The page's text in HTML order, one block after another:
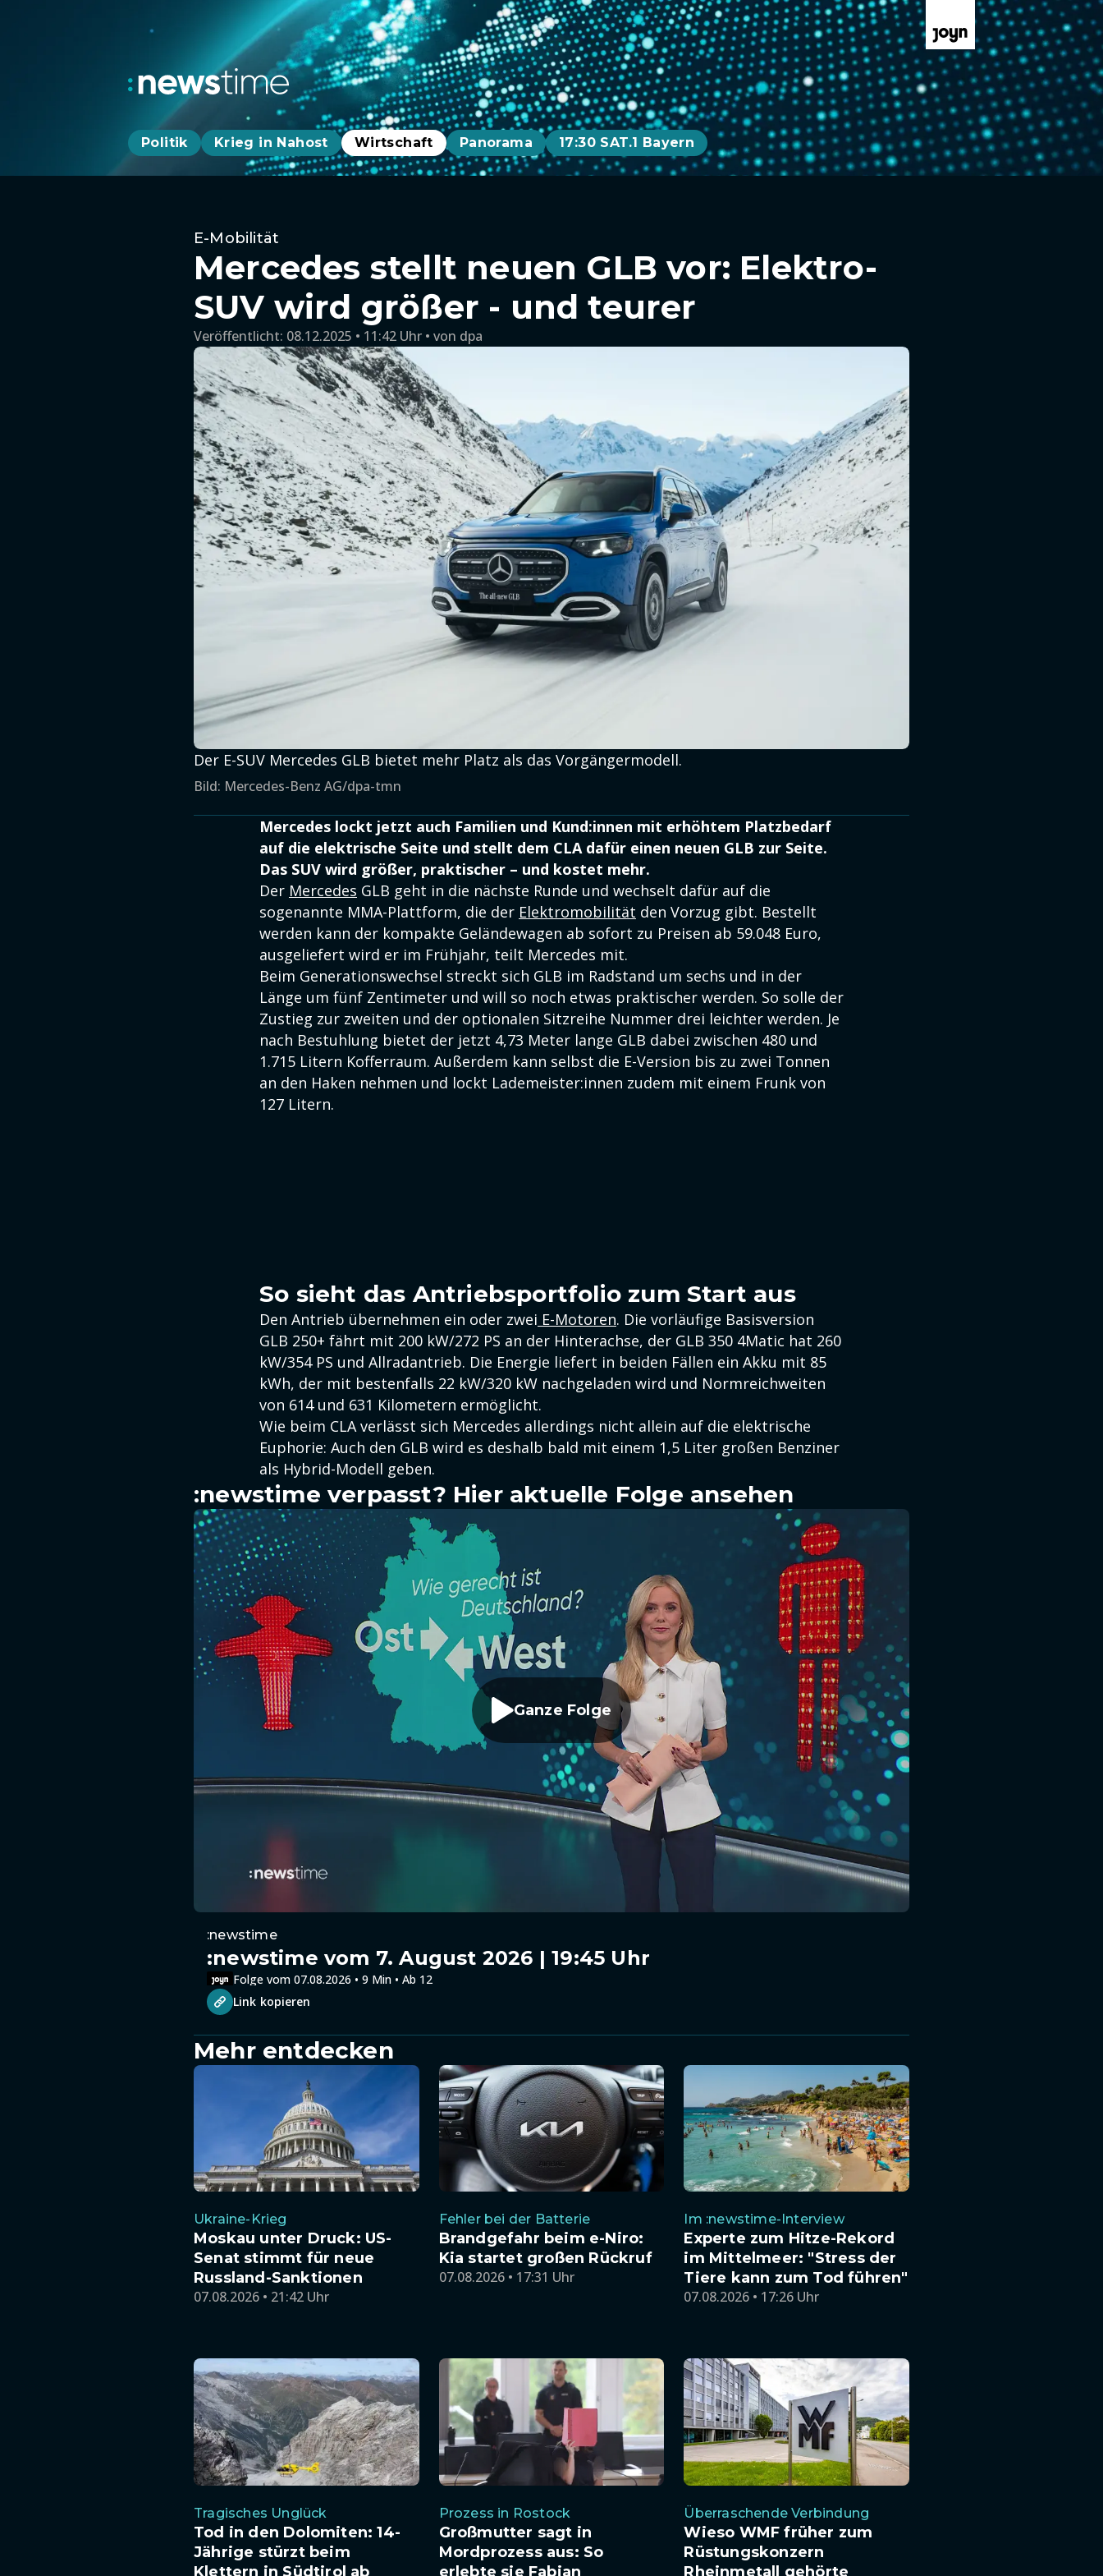
Politik Krieg in Nahost Wirtschaft Panorama 17:30 SAT.1 Bayern
E-Mobilität
Mercedes stellt neuen GLB vor: Elektro-
SUV wird größer - und teurer
Veröffentlicht: 08.12.2025 • 11:42 Uhr von dpa
Der E-SUV Mercedes GLB bietet mehr Platz als das Vorgängermodell.
Bild: Mercedes-Benz AG/dpa-tmn
Mercedes lockt jetzt auch Familien und Kund:innen mit erhöhtem Platzbedarf
auf die elektrische Seite und stellt dem CLA dafür einen neuen GLB zur Seite.
Das SUV wird größer, praktischer – und kostet mehr.
Der Mercedes GLB geht in die nächste Runde und wechselt dafür auf die
sogenannte MMA-Plattform, die der Elektromobilität den Vorzug gibt. Bestellt
werden kann der kompakte Geländewagen ab sofort zu Preisen ab 59.048 Euro,
ausgeliefert wird er im Frühjahr, teilt Mercedes mit.
Beim Generationswechsel streckt sich GLB im Radstand um sechs und in der
Länge um fünf Zentimeter und will so noch etwas praktischer werden. So solle der
Zustieg zur zweiten und der optionalen Sitzreihe Nummer drei leichter werden. Je
nach Bestuhlung bietet der jetzt 4,73 Meter lange GLB dabei zwischen 480 und
1.715 Litern Kofferraum. Außerdem kann selbst die E-Version bis zu zwei Tonnen
an den Haken nehmen und lockt Lademeister:innen zudem mit einem Frunk von
127 Litern.
So sieht das Antriebsportfolio zum Start aus
Den Antrieb übernehmen ein oder zwei E-Motoren. Die vorläufige Basisversion
GLB 250+ fährt mit 200 kW/272 PS an der Hinterachse, der GLB 350 4Matic hat 260
kW/354 PS und Allradantrieb. Die Energie liefert in beiden Fällen ein Akku mit 85
kWh, der mit bestenfalls 22 kW/320 kW nachgeladen wird und Normreichweiten
von 614 und 631 Kilometern ermöglicht.
Wie beim CLA verlässt sich Mercedes allerdings nicht allein auf die elektrische
Euphorie: Auch den GLB wird es deshalb bald mit einem 1,5 Liter großen Benziner
als Hybrid-Modell geben.
:newstime verpasst? Hier aktuelle Folge ansehen
Ganze Folge
:newstime
:newstime vom 7. August 2026 | 19:45 Uhr
Folge vom 07.08.2026 • 9 Min • Ab 12
Link kopieren
Mehr entdecken
Ukraine-Krieg
Moskau unter Druck: US-
Senat stimmt für neue
Russland-Sanktionen
07.08.2026 • 21:42 Uhr
Fehler bei der Batterie
Brandgefahr beim e-Niro:
Kia startet großen Rückruf
07.08.2026 • 17:31 Uhr
Im :newstime-Interview
Experte zum Hitze-Rekord
im Mittelmeer: "Stress der
Tiere kann zum Tod führen"
07.08.2026 • 17:26 Uhr
Tragisches Unglück
Tod in den Dolomiten: 14-
Jährige stürzt beim
Klettern in Südtirol ab
Prozess in Rostock
Großmutter sagt in
Mordprozess aus: So
erlebte sie Fabian
Überraschende Verbindung
Wieso WMF früher zum
Rüstungskonzern
Rheinmetall gehörte